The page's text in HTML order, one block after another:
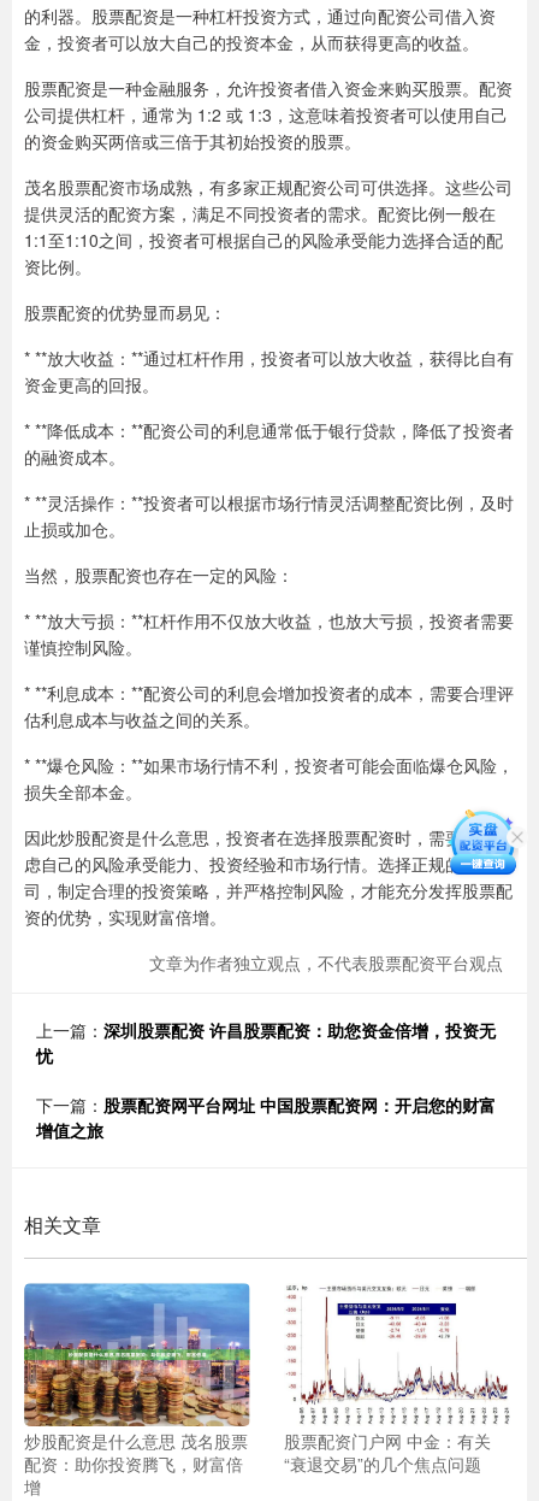
的利器。股票配资是一种杠杆投资方式，通过向配资公司借入资
金，投资者可以放大自己的投资本金，从而获得更高的收益。
股票配资是一种金融服务，允许投资者借入资金来购买股票。配资
公司提供杠杆，通常为 1:2 或 1:3，这意味着投资者可以使用自己
的资金购买两倍或三倍于其初始投资的股票。
茂名股票配资市场成熟，有多家正规配资公司可供选择。这些公司
提供灵活的配资方案，满足不同投资者的需求。配资比例一般在
1:1至1:10之间，投资者可根据自己的风险承受能力选择合适的配
资比例。
股票配资的优势显而易见：
* **放大收益：**通过杠杆作用，投资者可以放大收益，获得比自有
资金更高的回报。
* **降低成本：**配资公司的利息通常低于银行贷款，降低了投资者
的融资成本。
* **灵活操作：**投资者可以根据市场行情灵活调整配资比例，及时
止损或加仓。
当然，股票配资也存在一定的风险：
* **放大亏损：**杠杆作用不仅放大收益，也放大亏损，投资者需要
谨慎控制风险。
* **利息成本：**配资公司的利息会增加投资者的成本，需要合理评
估利息成本与收益之间的关系。
* **爆仓风险：**如果市场行情不利，投资者可能会面临爆仓风险，
损失全部本金。
因此炒股配资是什么意思，投资者在选择股票配资时，需要综合考
虑自己的风险承受能力、投资经验和市场行情。选择正规的配资公
司，制定合理的投资策略，并严格控制风险，才能充分发挥股票配
资的优势，实现财富倍增。
文章为作者独立观点，不代表股票配资平台观点
上一篇： 深圳股票配资 许昌股票配资：助您资金倍增，投资无
忧
下一篇： 股票配资网平台网址 中国股票配资网：开启您的财富
增值之旅
相关文章
炒股配资是什么意思 茂名股票
配资：助你投资腾飞，财富倍
增
股票配资门户网 中金：有关
“衰退交易”的几个焦点问题